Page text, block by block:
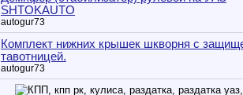
SHTOKAUTO
autogur73
Комплект нижних крышек шкворня с
тавотницей.
autogur73